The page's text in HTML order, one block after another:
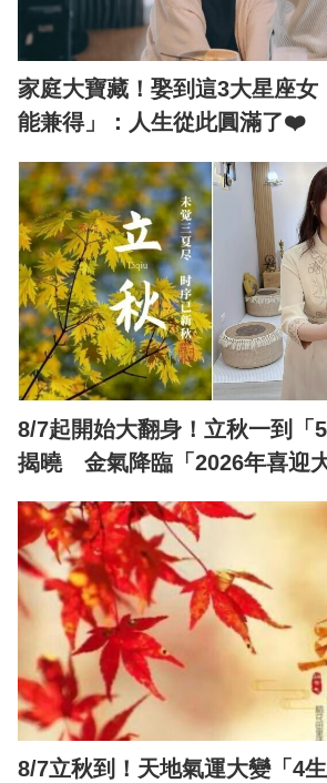
家庭大寶藏！娶到這3大星座女
能兼得」：人生從此圓滿了❤️
8/7起開始大翻身！立秋一到「5
揭曉 金氣降臨「2026年喜迎大
8/7立秋到！天地氣運大變「4生